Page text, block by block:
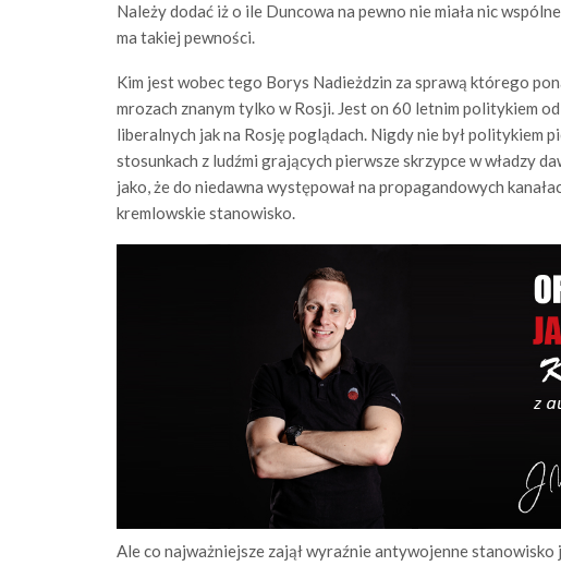
Należy dodać iż o ile Duncowa na pewno nie miała nic
ma takiej pewności.
Kim jest wobec tego Borys Nadieżdzin za sprawą którego
mrozach znanym tylko w Rosji. Jest on 60 letnim politykiem
liberalnych jak na Rosję poglądach. Nigdy nie był politykiem
stosunkach z ludźmi grających pierwsze skrzypce w władzy
jako, że do niedawna występował na propagandowych
kremlowskie stanowisko.
Ale co najważniejsze zajął wyraźnie antywojenne